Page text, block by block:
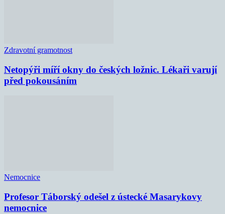
Zdravotní gramotnost
Netopýři míří okny do českých ložnic. Lékaři varují
před pokousáním
Nemocnice
Profesor Táborský odešel z ústecké Masarykovy
nemocnice